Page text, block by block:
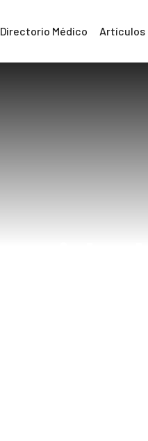
Directorio Médico Artículos